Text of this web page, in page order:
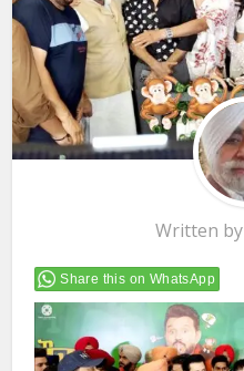
Written by
Share this on WhatsApp